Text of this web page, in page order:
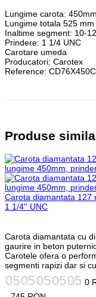
Lungime carota: 450mm
Lungime totala 525 mm
Inaltime segment: 10-
Prindere: 1 1/4 UNC
Carotare umeda
Producatori: Carotex
Reference:
Produse
Carota diamantata 127
1 1/4'' UNC
Carota diamantata cu
gaurire in beton
Carotele ofera o
segmenti rapizi dar si
0